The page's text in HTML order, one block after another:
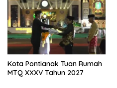
Kota Pontianak Tuan Rumah
MTQ XXXV Tahun 2027